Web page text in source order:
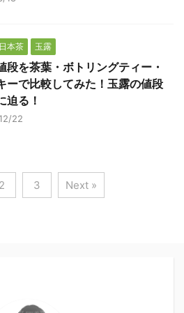
日本茶 玉露
段を茶葉・ボトリングティー・
ーで比較してみた！玉露の値段
迫る！
22
2 3 Next »